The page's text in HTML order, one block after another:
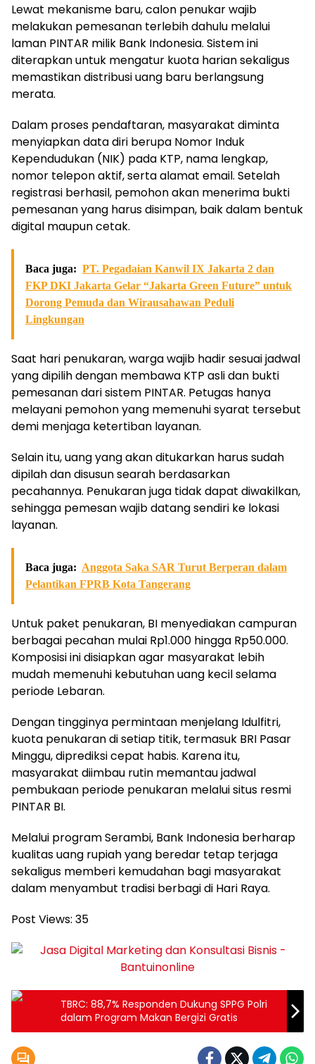
Lewat mekanisme baru, calon penukar wajib
melakukan pemesanan terlebih dahulu melalui
laman PINTAR milik Bank Indonesia. Sistem ini
diterapkan untuk mengatur kuota harian sekaligus
memastikan distribusi uang baru berlangsung
merata.
Dalam proses pendaftaran, masyarakat diminta
menyiapkan data diri berupa Nomor Induk
Kependudukan (NIK) pada KTP, nama lengkap,
nomor telepon aktif, serta alamat email. Setelah
registrasi berhasil, pemohon akan menerima bukti
pemesanan yang harus disimpan, baik dalam bentuk
digital maupun cetak.
Baca juga: PT. Pegadaian Kanwil IX Jakarta 2 dan
FKP DKI Jakarta Gelar “Jakarta Green Future” untuk
Dorong Pemuda dan Wirausahawan Peduli
Lingkungan
Saat hari penukaran, warga wajib hadir sesuai jadwal
yang dipilih dengan membawa KTP asli dan bukti
pemesanan dari sistem PINTAR. Petugas hanya
melayani pemohon yang memenuhi syarat tersebut
demi menjaga ketertiban layanan.
Selain itu, uang yang akan ditukarkan harus sudah
dipilah dan disusun searah berdasarkan
pecahannya. Penukaran juga tidak dapat diwakilkan,
sehingga pemesan wajib datang sendiri ke lokasi
layanan.
Baca juga: Anggota Saka SAR Turut Berperan dalam
Pelantikan FPRB Kota Tangerang
Untuk paket penukaran, BI menyediakan campuran
berbagai pecahan mulai Rp1.000 hingga Rp50.000.
Komposisi ini disiapkan agar masyarakat lebih
mudah memenuhi kebutuhan uang kecil selama
periode Lebaran.
Dengan tingginya permintaan menjelang Idulfitri,
kuota penukaran di setiap titik, termasuk BRI Pasar
Minggu, diprediksi cepat habis. Karena itu,
masyarakat diimbau rutin memantau jadwal
pembukaan periode penukaran melalui situs resmi
PINTAR BI.
Melalui program Serambi, Bank Indonesia berharap
kualitas uang rupiah yang beredar tetap terjaga
sekaligus memberi kemudahan bagi masyarakat
dalam menyambut tradisi berbagi di Hari Raya.
Post Views: 35
TBRC: 88,7% Responden Dukung SPPG Polri
dalam Program Makan Bergizi Gratis